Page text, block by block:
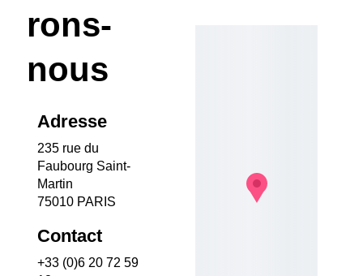
rons-
nous
Adresse
235 rue du
Faubourg Saint-
Martin
75010 PARIS
Contact
+33 (0)6 20 72 59